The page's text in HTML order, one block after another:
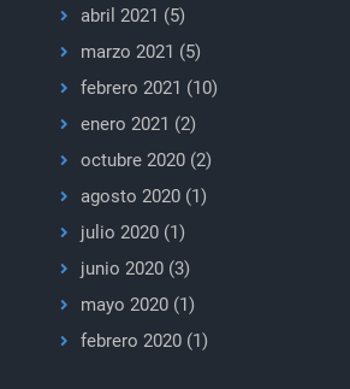
abril 2021 (5)
marzo 2021 (5)
febrero 2021 (10)
enero 2021 (2)
octubre 2020(2)
agosto 2020(1)
julio 2020(1)
junio 2020(3)
mayo 2020(1)
febrero 2020(1)